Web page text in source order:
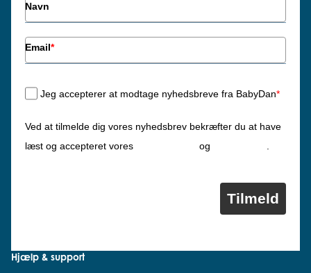
Navn
Email*
Jeg accepterer at modtage nyhedsbreve fra BabyDan*
Ved at tilmelde dig vores nyhedsbrev bekræfter du at have
læst og accepteret vores
og .
Tilmeld
Hjælp & support